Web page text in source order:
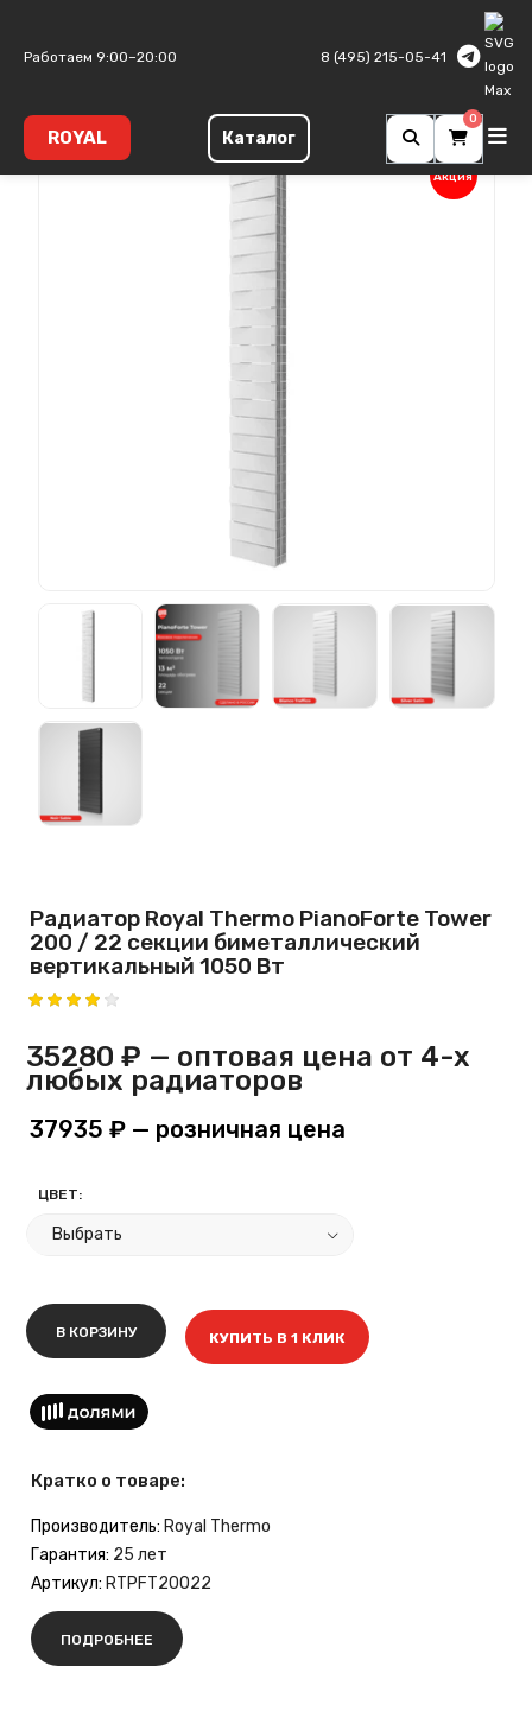
Работаем 9:00–20:00 8 (495) 215-05-41
ROYAL Каталог
0
PianoForte Tower
Акция
Радиатор Royal Thermo PianoForte Tower
200 / 22 секции биметаллический
вертикальный 1050 Вт
35280 ₽ — оптовая цена от 4-х
любых радиаторов
37935 ₽ — розничная цена
ЦВЕТ:
В КОРЗИНУ КУПИТЬ В 1 КЛИК
Кратко о товаре:
Производитель: Royal Thermo
Гарантия: 25 лет
Артикул: RTPFT20022
ПОДРОБНЕЕ